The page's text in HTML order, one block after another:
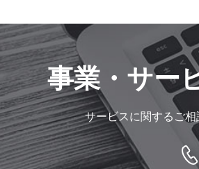
事業・サー
サービスに関するご相